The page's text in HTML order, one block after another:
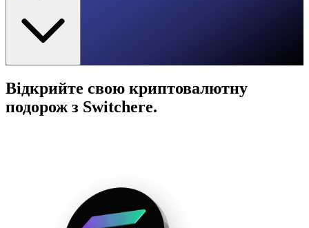
Відкрийте свою криптовалютну
подорож з Switchere.